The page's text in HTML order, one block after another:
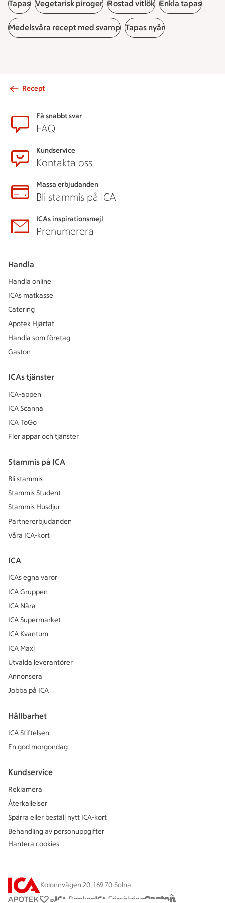
Tapas Vegetarisk piroger Rostad vitlök Enkla tapas
Medelsvåra recept med svamp Tapas nyår
Recept
Få snabbt svar
FAQ
Kundservice
Kontakta oss
Massa erbjudanden
Bli stammis på ICA
ICAs inspirationsmejl
Prenumerera
Handla
Handla online
ICAs matkasse
Catering
Apotek Hjärtat
Handla som företag
Gaston
ICAs tjänster
ICA-appen
ICA Scanna
ICA ToGo
Fler appar och tjänster
Stammis på ICA
Bli stammis
Stammis Student
Stammis Husdjur
Partnererbjudanden
Våra ICA-kort
ICA
ICAs egna varor
ICA Gruppen
ICA Nära
ICA Supermarket
ICA Kvantum
ICA Maxi
Utvalda leverantörer
Annonsera
Jobba på ICA
Hållbarhet
ICA Stiftelsen
En god morgondag
Kundservice
Reklamera
Återkallelser
Spärra eller beställ nytt ICA-kort
Behandling av personuppgifter
Hantera cookies
Kolonnvägen 20, 169 70 Solna